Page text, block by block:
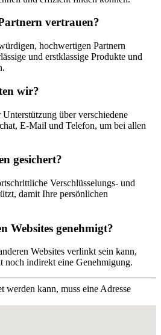
vertrauen?
hochwertigen Partnern
und erstklassige Produkte und
wir?
über verschiedene
E-Mail und Telefon, um bei allen
gesichert?
Verschlüsselungs- und
damit Ihre persönlichen
Websites genehmigt?
Websites verlinkt sein kann,
indirekt eine Genehmigung.
werden kann, muss eine Adresse